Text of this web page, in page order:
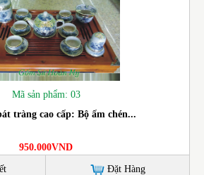
Mã sản phẩm: 03
tràng cao cấp: Bộ ấm chén...
950.000VND
Đặt Hàng